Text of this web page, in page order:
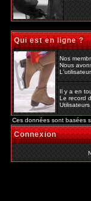
Qui est en ligne ?
Nos
Nous
Il y a en
Le record
Ces données sont basées
Connexion